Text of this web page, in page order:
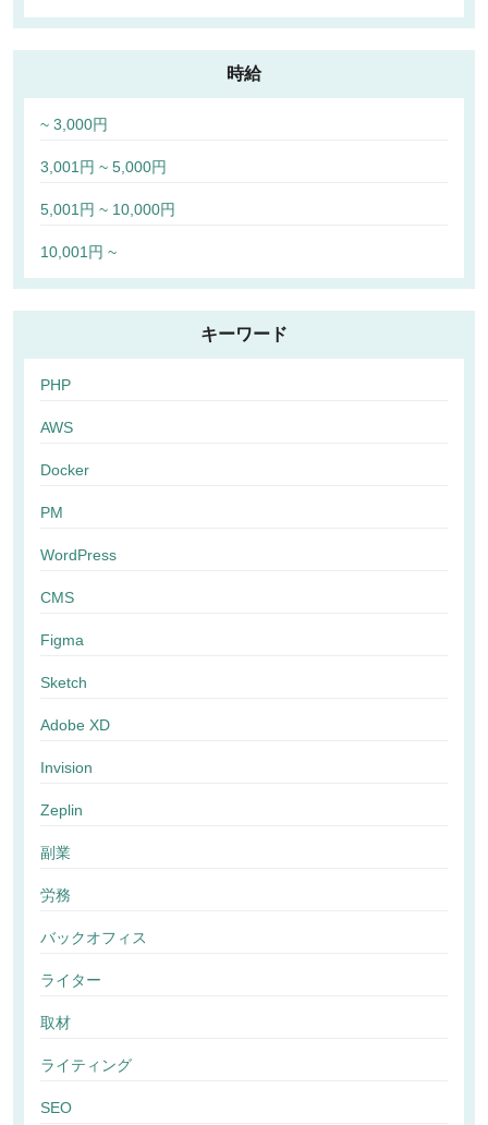
時給
~ 3,000円
3,001円 ~ 5,000円
5,001円 ~ 10,000円
10,001円 ~
キーワード
PHP
AWS
Docker
PM
WordPress
CMS
Figma
Sketch
Adobe XD
Invision
Zeplin
副業
労務
バックオフィス
ライター
取材
ライティング
SEO